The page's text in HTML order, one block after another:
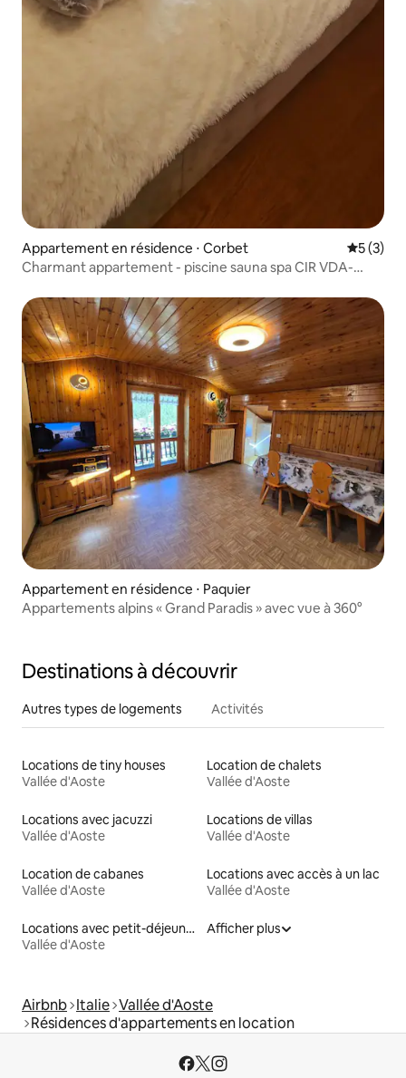
Appartement en résidence ⋅ Corbet
5 (3)
Charmant appartement - piscine sauna spa CIR VDA-
Appartement en résidence ⋅ Paquier
Appartements alpins « Grand Paradis » avec vue à 360°
Destinations à découvrir
Autres types de logements Activités
Locations de tiny houses
Vallée d'Aoste
Location de chalets
Vallée d'Aoste
Locations avec jacuzzi
Vallée d'Aoste
Locations de villas
Vallée d'Aoste
Location de cabanes
Vallée d'Aoste
Locations avec accès à un lac
Vallée d'Aoste
Locations avec petit-déjeuner
Vallée d'Aoste
Afficher plus
Airbnb Italie Vallée d'Aoste
Résidences d'appartements en location